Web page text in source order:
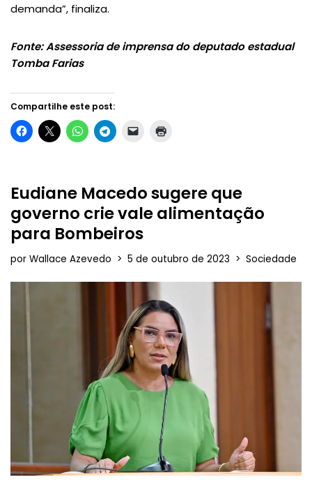
demanda”, finaliza.
Fonte: Assessoria de imprensa do deputado estadual
Tomba Farias
Compartilhe este post:
Eudiane Macedo sugere que
governo crie vale alimentação
para Bombeiros
por Wallace Azevedo 5 de outubro de 2023 Sociedade